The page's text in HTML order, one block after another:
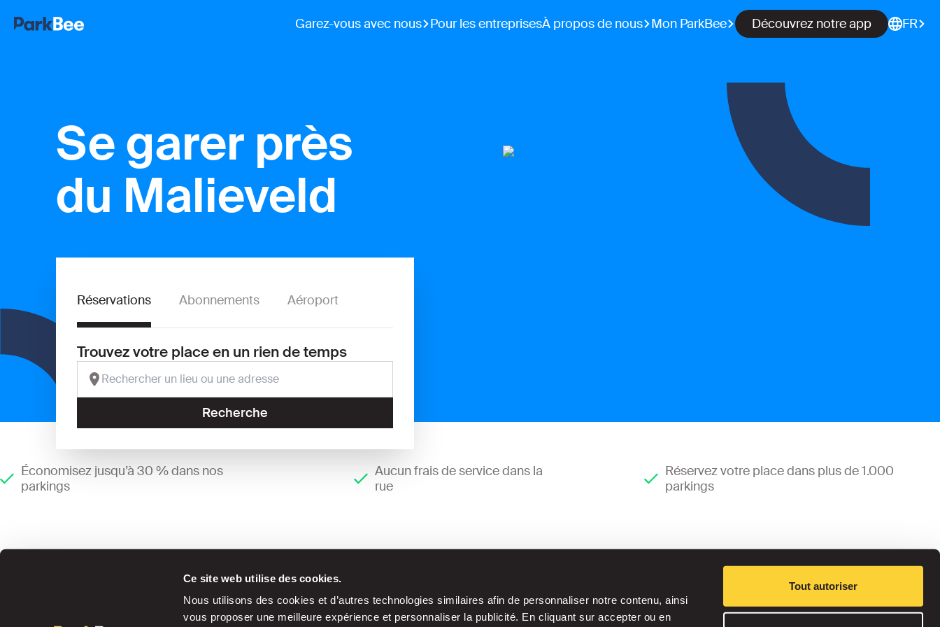
Ce site web utilise des cookies.
Nous utilisons des cookies et d’autres technologies similaires afin de personnaliser notre contenu, ainsi
vous proposer une meilleure expérience et personnaliser la publicité. En cliquant sur accepter ou en
Tout autoriser
Garez-vous avec nous Pour les entreprisesÀ propos de nous Mon ParkBee Découvrez notre app FR
Se garer près
du Malieveld
Réservations Abonnements Aéroport
Trouvez votre place en un rien de temps
Recherche
Économisez jusqu’à 30 % dans nos
parkings
Aucun frais de service dans la
rue
Réservez votre place dans plus de 1.000
parkings